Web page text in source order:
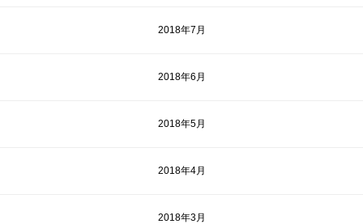
2018年7月
2018年6月
2018年5月
2018年4月
2018年3月